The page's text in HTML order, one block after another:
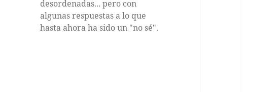
desordenadas... pero con
algunas respuestas a lo que
hasta ahora ha sido un "no sé".